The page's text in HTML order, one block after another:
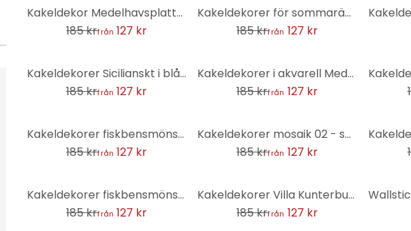
Kakeldekor Medelhavsplattor - Majolica - set om 12
185 krfrån 127 kr
Kakeldekorer för sommaräng - set om 12
185 krfrån 127 kr
Kakeldekorer Sicilianskt i blått med citroner - set om 12
185 krfrån 127 kr
Kakeldekorer i akvarell Medelhavskänsla - set om 12
185 krfrån 127 kr
Kakeldekorer fiskbensmönster filigran blågrön - set om 12
185 krfrån 127 kr
Kakeldekorer mosaik 02 - set om 12
185 krfrån 127 kr
Kakeldekorer fiskbensmönster filigran - mint - set om 12
185 krfrån 127 kr
Kakeldekorer Villa Kunterbunt - uppsättning om 12
185 krfrån 127 kr